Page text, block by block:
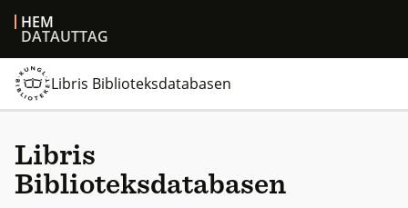
HEM
DATAUTTAG
Libris Biblioteksdatabasen
Libris
Biblioteksdatabasen